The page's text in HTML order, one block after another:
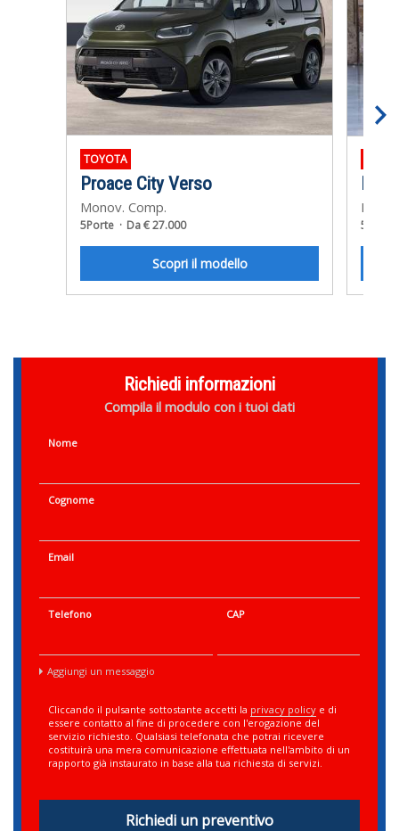
TOYOTA
Proace City Verso
Monov. Comp.
5Porte Da € 27.000
Scopri il modello
5Porte
Richiedi informazioni
Compila il modulo con i tuoi dati
Nome
Cognome
Email
Telefono CAP
Aggiungi un messaggio
Cliccando il pulsante sottostante accetti la privacy policy e di
essere contatto al fine di procedere con l'erogazione del
servizio richiesto. Qualsiasi telefonata che potrai ricevere
costituirà una mera comunicazione effettuata nell'ambito di un
rapporto già instaurato in base alla tua richiesta di servizi.
Richiedi un preventivo